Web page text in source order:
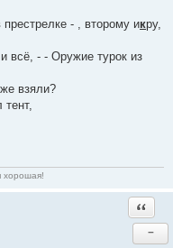
- , второму икру,
всё, - - Оружие турок из
взяли?
тент,
хорошая!
−